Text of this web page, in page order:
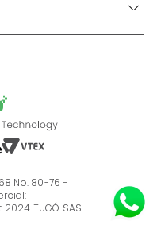
para productos
Tugó S.A.S
+
No. 80-76 -
TUGÓ SAS.